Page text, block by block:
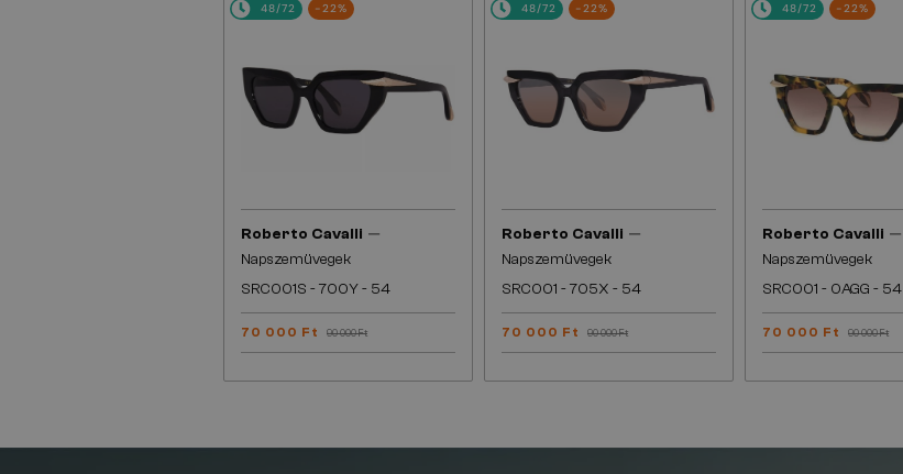
48/72 -22%
Roberto Cavalli —
Napszemüvegek
SRC001S - 700Y - 54
70 000 Ft 90 000 Ft
48/72 -22%
Roberto Cavalli —
Napszemüvegek
SRC001 - 705X - 54
70 000 Ft 90 000 Ft
48/72 -22%
Roberto Cavalli —
Napszemüvegek
SRC001 - 0AGG - 54
70 000 Ft 90 000 Ft